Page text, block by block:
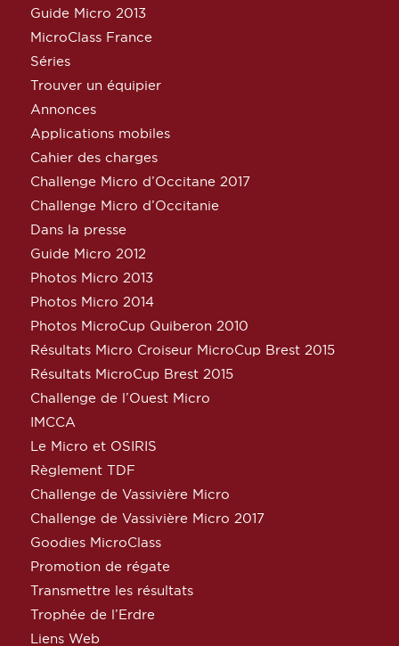
Guide Micro 2013
MicroClass France
Séries
Trouver un équipier
Annonces
Applications mobiles
Cahier des charges
Challenge Micro d’Occitane 2017
Challenge Micro d’Occitanie
Dans la presse
Guide Micro 2012
Photos Micro 2013
Photos Micro 2014
Photos MicroCup Quiberon 2010
Résultats Micro Croiseur MicroCup Brest 2015
Résultats MicroCup Brest 2015
Challenge de l’Ouest Micro
IMCCA
Le Micro et OSIRIS
Règlement TDF
Challenge de Vassivière Micro
Challenge de Vassivière Micro 2017
Goodies MicroClass
Promotion de régate
Transmettre les résultats
Trophée de l’Erdre
Liens Web